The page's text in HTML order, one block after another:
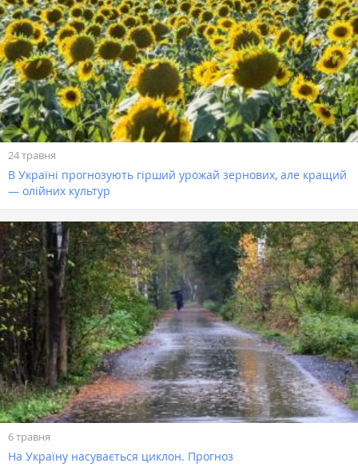
24 травня
В Україні прогнозують гірший урожай зернових, але кращий
— олійних культур
6 травня
На Україну насувається циклон. Прогноз